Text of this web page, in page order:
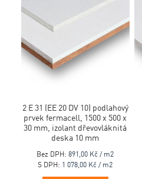
2 E 31 (EE 20 DV 10) podlahový
prvek fermacell, 1500 x 500 x
30 mm, izolant dřevovláknitá
deska 10 mm
Bez DPH: 891,00 Kč / m2
S DPH: 1 078,00 Kč / m2